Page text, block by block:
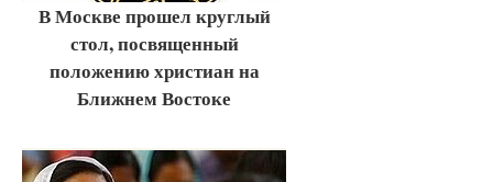
В Москве прошел круглый
стол, посвященный
положению христиан на
Ближнем Востоке